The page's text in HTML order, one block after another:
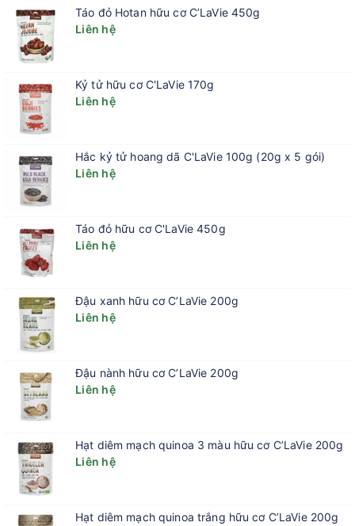
Táo đỏ Hotan hữu cơ C’LaVie 450g
Liên hệ
Kỷ tử hữu cơ C'LaVie 170g
Liên hệ
Hắc kỷ tử hoang dã C'LaVie 100g (20g x 5 gói)
Liên hệ
Táo đỏ hữu cơ C'LaVie 450g
Liên hệ
Đậu xanh hữu cơ C’LaVie 200g
Liên hệ
Đậu nành hữu cơ C’LaVie 200g
Liên hệ
Hạt diêm mạch quinoa 3 màu hữu cơ C’LaVie 200g
Liên hệ
Hạt diêm mạch quinoa trắng hữu cơ C’LaVie 200g